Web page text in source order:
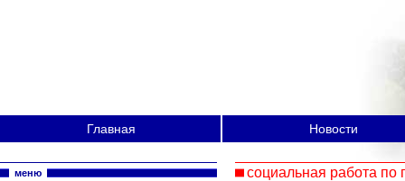
Главная Новости
социальная работа
меню